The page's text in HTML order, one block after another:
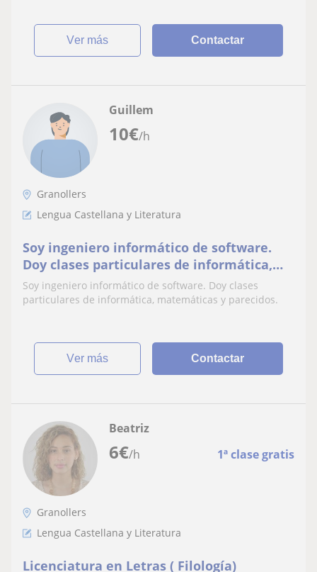
ver más Contactar
10€/h
Guillem
Granollers
Lengua Castellana y Literatura
Soy ingeniero informático de software.
Doy clases particulares de informática,
matemáticas y parecidos
Soy ingeniero informático de software. Doy clases
particulares de informática, matemáticas y parecidos.
ver más Contactar
6€/h 1ª clase gratis
Beatriz
Granollers
Lengua Castellana y Literatura
Licenciatura en Letras ( Filología)